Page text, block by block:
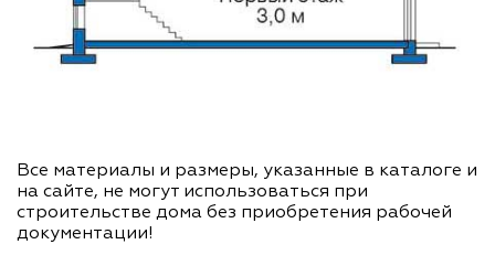
Все материалы и размеры, указанные в каталоге и
на сайте, не могут использоваться при
строительстве дома без приобретения рабочей
документации!